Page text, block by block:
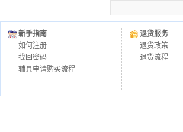
新手指南
如何注册
找回密码
辅具申请购买流程
退货服务
退货政策
退货流程